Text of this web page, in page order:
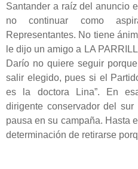
Santander a raíz del anuncio
no continuar como
Representantes. No tiene
le dijo un amigo a LA
Darío no quiere seguir
salir elegido, pues si el
es la doctora Lina”. En
dirigente conservador del
pausa en su campaña. Hasta
determinación de retirarse